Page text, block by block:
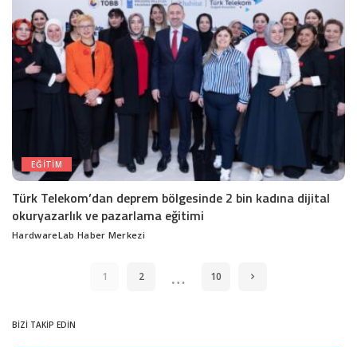
EĞITIM
Türk Telekom’dan deprem bölgesinde 2 bin kadına dijital
okuryazarlık ve pazarlama eğitimi
Posted
HardwareLab Haber Merkezi
1 2 … 10
BİZİ TAKİP EDİN